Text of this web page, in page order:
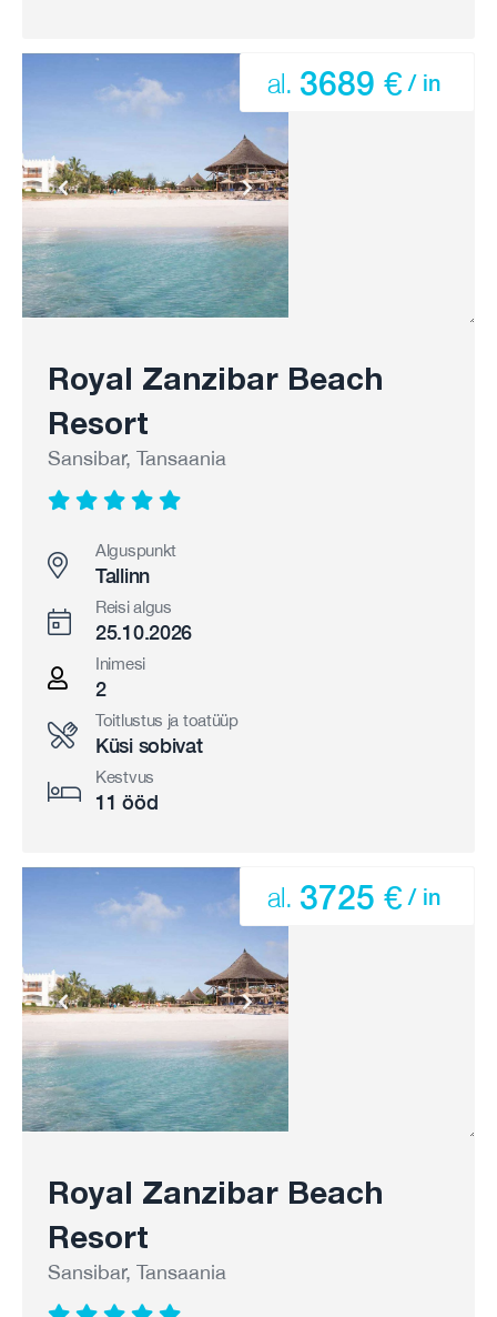
Royal Zanzibar Beach
Resort
Sansibar, Tansaania
al. 3689 € / in
Alguspunkt
Tallinn
Reisi algus
25.10.2026
Inimesi
2
Toitlustus ja toatüüp
Küsi sobivat
Kestvus
11 ööd
Royal Zanzibar Beach
Resort
Sansibar, Tansaania
al. 3725 € / in